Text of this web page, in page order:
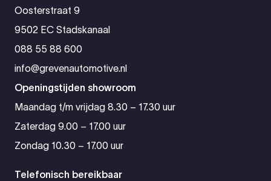
Oosterstraat 9
9502 EC Stadskanaal
088 55 88 600
info@grevenautomotive.nl
Openingstijden showroom
Maandag t/m vrijdag 8.30 – 17.30 uur
Zaterdag 9.00 – 17.00 uur
Zondag 10.30 – 17.00 uur
Telefonisch bereikbaar